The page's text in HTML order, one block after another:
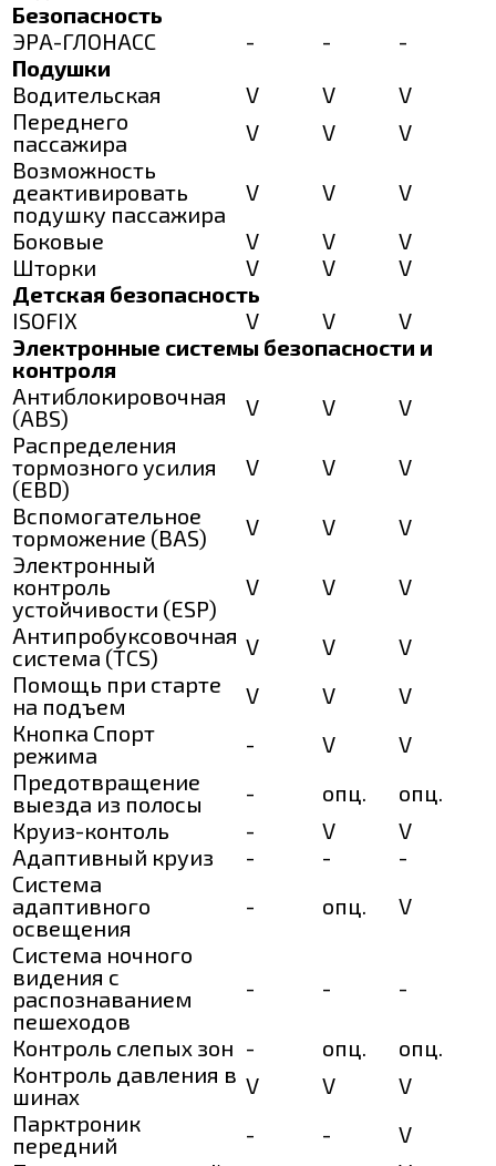
Безопасность
ЭРА-ГЛОНАСС
- -
-
Подушки
Водительская
V V
V
Переднего
пассажира
V V
V
Возможность
деактивировать
подушку пассажира
V V
V
Боковые
V V
V
Шторки
V V
V
Детская безопасность
ISOFIX
V V
V
Электронные системы безопасности и
контроля
Антиблокировочная
(ABS)
V V
V
Распределения
тормозного усилия
(EBD)
V V
V
Вспомогательное
торможение (BAS)
V V
V
Электронный
контроль
устойчивости (ESP)
V V
V
Антипробуксовочная
система (TCS)
V V
V
Помощь при старте
на подъем
V V
V
Кнопка Спорт
режима
- V
V
Предотвращение
выезда из полосы
- опц.
опц.
Круиз-контоль
- V
V
Адаптивный круиз
- -
-
Система
адаптивного
освещения
- опц.
V
Система ночного
видения с
распознаванием
пешеходов
- - -
Контроль слепых зон - опц.
опц.
Контроль давления в
шинах
V V
V
Парктроник
передний
- -
V